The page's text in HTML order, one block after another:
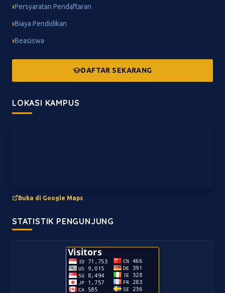
Persyaratan Pendaftaran
Biaya Pendidikan
Beasiswa
DAFTAR SEKARANG
LOKASI KAMPUS
Buka di Google Maps
STATISTIK PENGUNJUNG